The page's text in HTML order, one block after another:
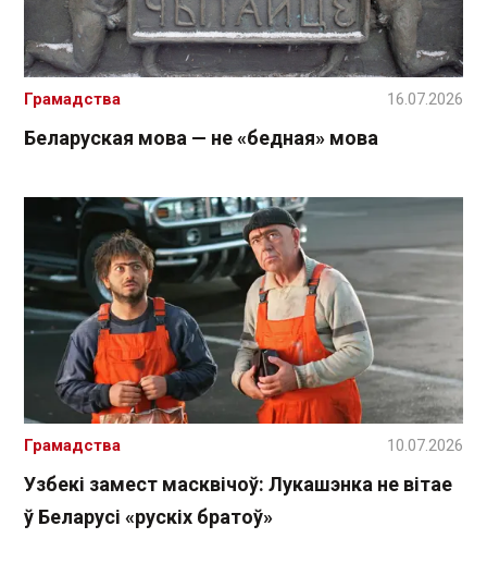
Беларуская мова — не «бедная» мова
Грамадства 16.07.2026
Узбекі замест масквічоў: Лукашэнка не вітае
ў Беларусі «рускіх братоў»
Грамадства 10.07.2026